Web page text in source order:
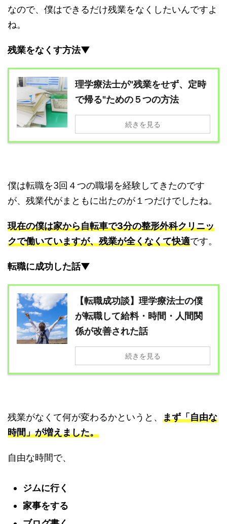
なので、僕はできるだけ残業をなくしたいんですよ
ね。
残業をなくす方法▼
理学療法士が"残業をせず、定時
で帰る"ための５つの方法
続きを見る
僕は転職を3回４つの職場を経験してきたのです
が、残業代がまともに出たのが１つだけでしたね。
現在の僕は家から自転車で3分の整形外科クリニッ
クで働いていますが、残業が全くなくて快適です。
転職に成功した話▼
【転職成功談】理学療法士の僕
が転職して給料・時間・人間関
係が改善された話
続きを見る
残業がなくて何が変わるかというと、 まず「自由な
時間」が増えました。
自由な時間で、
ジムに行く
家事をする